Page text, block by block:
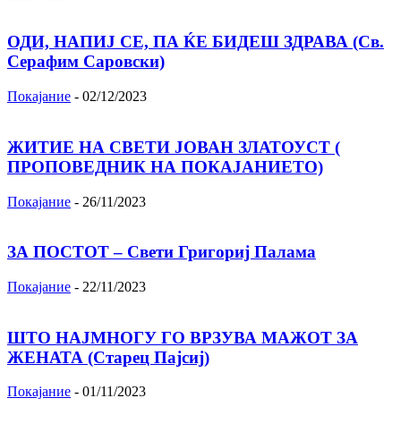
ОДИ, НАПИЈ СЕ, ПА ЌЕ БИДЕШ ЗДРАВА (Св.
Серафим Саровски)
Покајание - 02/12/2023
ЖИТИЕ НА СВЕТИ ЈОВАН ЗЛАТОУСТ (
ПРОПОВЕДНИК НА ПОКАЈАНИЕТО)
Покајание - 26/11/2023
ЗА ПОСТОТ – Свети Григориј Палама
Покајание - 22/11/2023
ШТО НАЈМНОГУ ГО ВРЗУВА МАЖОТ ЗА
ЖЕНАТА (Старец Пајсиј)
Покајание - 01/11/2023